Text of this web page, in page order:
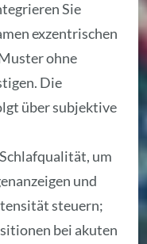
Sie
exzentrischen
ohne
Die
über subjektive
um
und
steuern;
bei akuten